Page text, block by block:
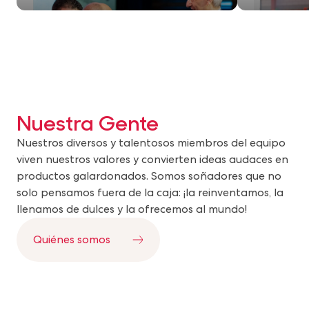
Nuestra Gente
Nuestros diversos y talentosos miembros del equipo
viven nuestros valores y convierten ideas audaces en
productos galardonados. Somos soñadores que no
solo pensamos fuera de la caja: ¡la reinventamos, la
llenamos de dulces y la ofrecemos al mundo!
Quiénes somos